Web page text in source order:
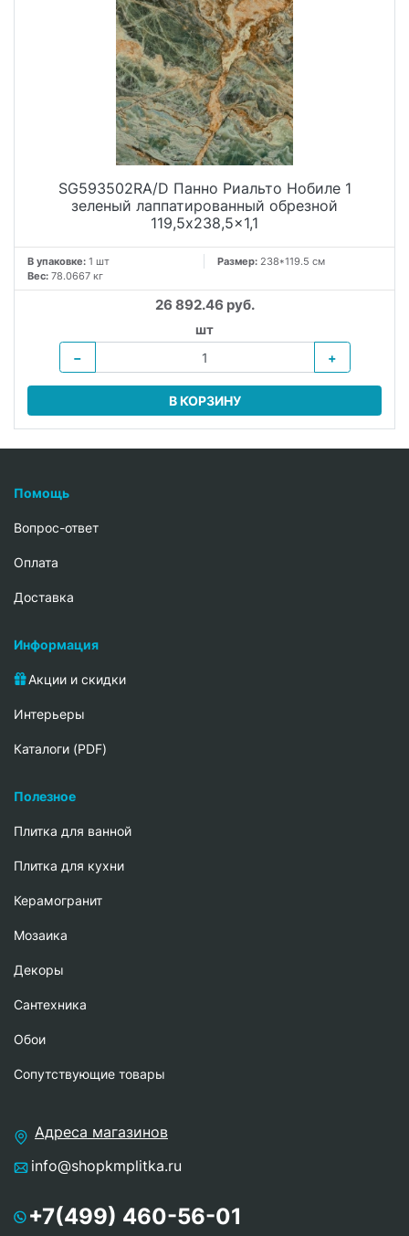
SG593502RA/D Панно Риальто Нобиле 1
зеленый лаппатированный обрезной
119,5x238,5x1,1
В упаковке: 1 шт Размер: 238*119.5 см
Вес: 78.0667 кг
26 892.46 руб.
шт
−
+
В КОРЗИНУ
Помощь
Вопрос-ответ
Oплата
Доставка
Информация
Акции и скидки
Интерьеры
Каталоги (PDF)
Полезное
Плитка для ванной
Плитка для кухни
Керамогранит
Мозаика
Декоры
Сантехника
Обои
Сопутствующие товары
Адреса магазинов
info@shopkmplitka.ru
+7(499) 460-56-01